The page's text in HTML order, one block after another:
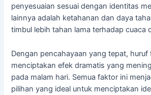
penyesuaian sesuai dengan identitas
lainnya adalah ketahanan dan daya
timbul lebih tahan lama terhadap cuaca
Dengan pencahayaan yang tepat, huruf
menciptakan efek dramatis yang
pada malam hari. Semua faktor ini
pilihan yang ideal untuk menciptakan